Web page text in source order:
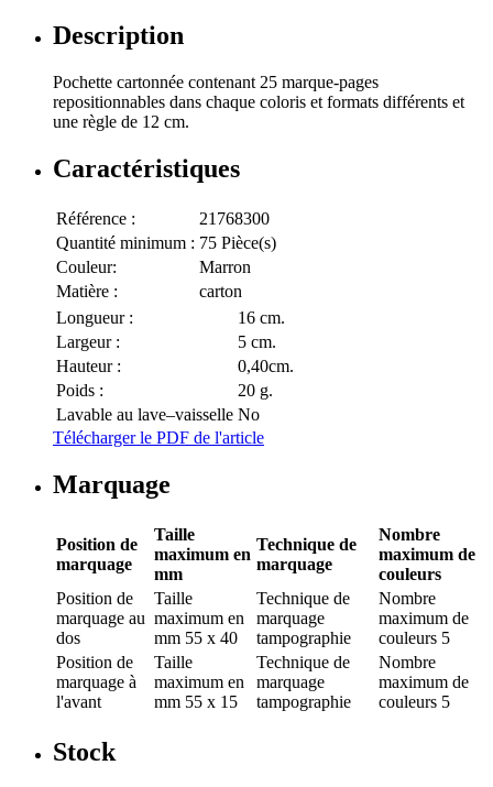
Description
Pochette cartonnée contenant 25 marque-pages
repositionnables dans chaque coloris et formats différents et
une règle de 12 cm.
Caractéristiques
Référence :
21768300
Quantité minimum : 75 Pièce(s)
Couleur:
Marron
Matière :
carton
Longueur :
16 cm.
Largeur :
5 cm.
Hauteur :
0,40cm.
Poids :
20 g.
Lavable au lave–vaisselle No
Télécharger le PDF de l'article
Marquage
Position de
marquage
Taille
maximum en
mm
Technique de
marquage
Nombre
maximum de
couleurs
Position de
marquage au
dos
Taille
maximum en
mm 55 x 40
Technique de
marquage
tampographie
Nombre
maximum de
couleurs 5
Position de
marquage à
l'avant
Taille
maximum en
mm 55 x 15
Technique de
marquage
tampographie
Nombre
maximum de
couleurs 5
Stock